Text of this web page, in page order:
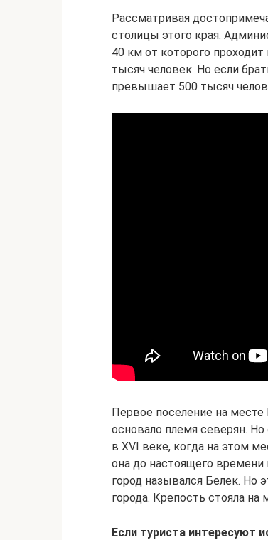
Рассматривая
столицы этого края.
40 км от которого
тысяч человек. Но если
превышает 500 тысяч
Первое поселение на месте
основало племя северян.
в ХVI веке, когда на этом
она до настоящего
город назывался Белек. Но
города. Крепость стояла
Если туриста интересуют